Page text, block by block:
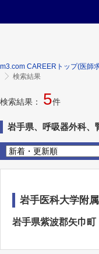
m3.com CAREERトップ(医師
検索結果
検索結果： 5件
岩手県、呼吸器外科、
岩手医科大学附
岩手県紫波郡矢巾